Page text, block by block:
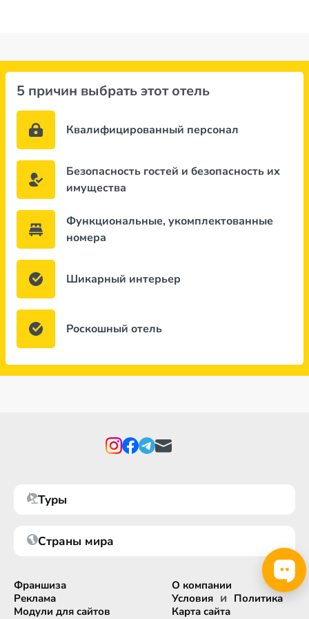
5 причин выбрать этот отель
Квалифицированный персонал
Безопасность гостей и безопасность их
имущества
Функциональные, укомплектованные
номера
Шикарный интерьер
Роскошный отель
Туры
Страны мира
Франшиза
Реклама
Модули для сайтов
О компании
Условия и Политика
Карта сайта